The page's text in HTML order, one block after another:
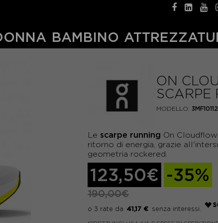
BAMBINO
ON
SCARPE
MODELLO:
Le scarpe running On
ritorno di energia, grazie
geometria rockered.
123,50€ -35%
190,00€
41,17 €